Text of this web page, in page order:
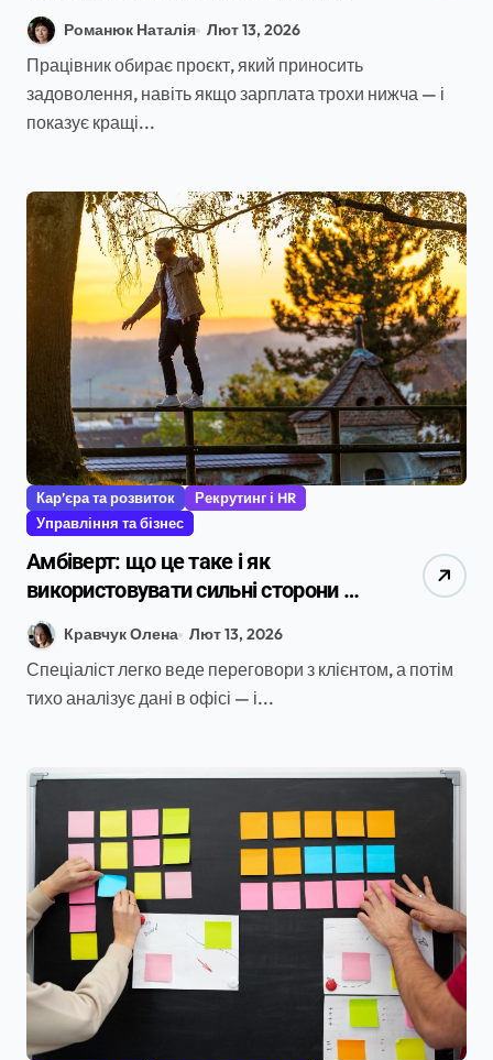
мотивацію та кар’єру
Романюк Наталія Лют 13, 2026
Працівник обирає проєкт, який приносить
задоволення, навіть якщо зарплата трохи нижча — і
показує кращі...
Кар’єра та розвиток
Рекрутинг і HR
Управління та бізнес
Амбіверт: що це таке і як
використовувати сильні сторони в
кар’єрі та команді
Кравчук Олена Лют 13, 2026
Спеціаліст легко веде переговори з клієнтом, а потім
тихо аналізує дані в офісі — і...